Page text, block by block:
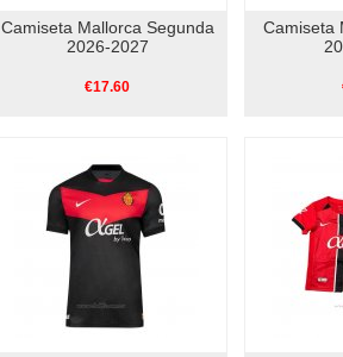
Camiseta Mallorca Segunda
2026-2027
€17.60
Camiseta